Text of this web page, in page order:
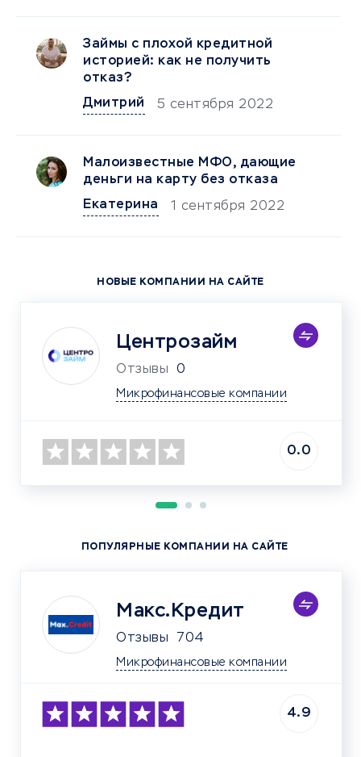
Займы с плохой кредитной
историей: как не получить
отказ?
Дмитрий
5 сентября 2022
Малоизвестные МФО, дающие
деньги на карту без отказа
Екатерина
1 сентября 2022
НОВЫЕ КОМПАНИИ НА САЙТЕ
Центрозайм
Отзывы 0
Микрофинансовые компании
0.0
ПОПУЛЯРНЫЕ КОМПАНИИ НА САЙТЕ
Макс.Кредит
Отзывы 704
Микрофинансовые компании
4.9